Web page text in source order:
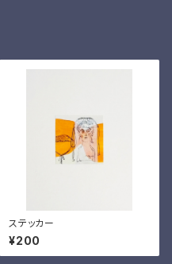
ステッカー
¥200